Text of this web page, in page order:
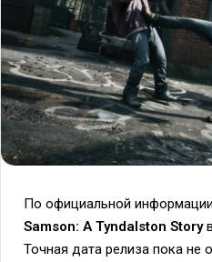
По официальной
Samson: A Tyndalston Story
Точная дата релиза пока не